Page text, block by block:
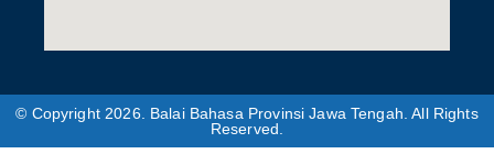
© Copyright 2026. Balai Bahasa Provinsi Jawa Tengah. All Rights
Reserved.